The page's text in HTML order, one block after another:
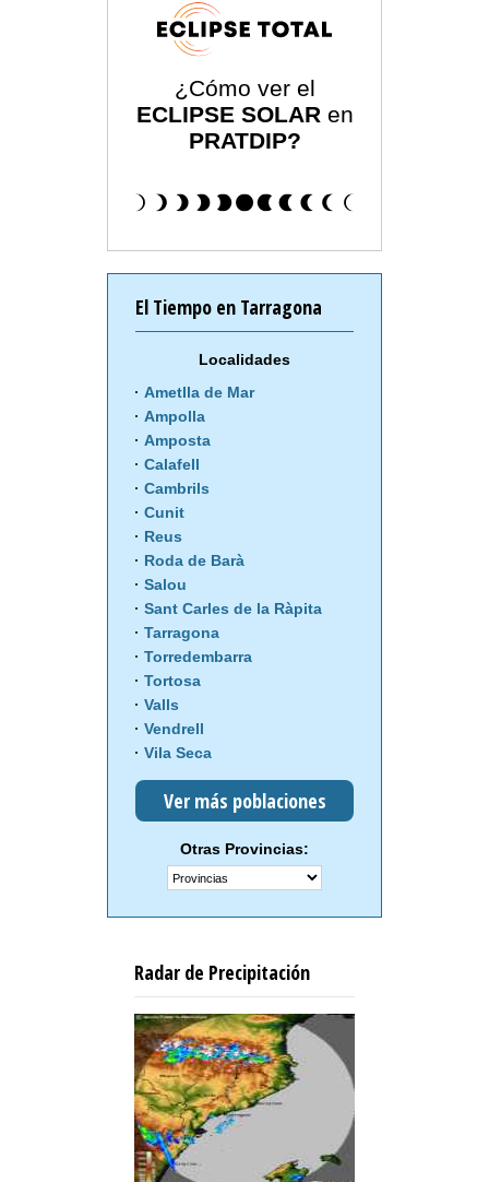
¿Cómo ver el
ECLIPSE SOLAR en
PRATDIP?
El Tiempo en Tarragona
Localidades
Ametlla de Mar
Ampolla
Amposta
Calafell
Cambrils
Cunit
Reus
Roda de Barà
Salou
Sant Carles de la Ràpita
Tarragona
Torredembarra
Tortosa
Valls
Vendrell
Vila Seca
Ver más poblaciones
Otras Provincias:
Radar de Precipitación